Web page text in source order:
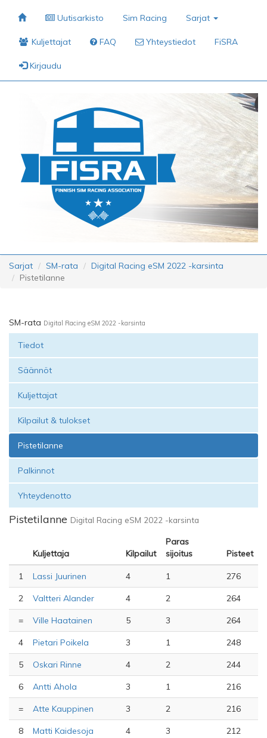
Uutisarkisto Sim Racing Sarjat
Kuljettajat FAQ Yhteystiedot FiSRA
Kirjaudu
Sarjat SM-rata
Digital Racing eSM 2022 -karsinta
Pistetilanne
SM-rata Digital Racing eSM 2022 -karsinta
Tiedot
Säännöt
Kuljettajat
Kilpailut & tulokset
Pistetilanne
Palkinnot
Yhteydenotto
Pistetilanne Digital Racing eSM 2022 -karsinta
Kuljettaja Kilpailut
Paras
sijoitus
Pisteet
1 Lassi Juurinen 4 1 276
2 Valtteri Alander 4 2 264
= Ville Haatainen 5 3 264
4 Pietari Poikela 3 1 248
5 Oskari Rinne 4 2 244
6 Antti Ahola 3 1 216
= Atte Kauppinen 3 2 216
8 Matti Kaidesoja 4 3 212